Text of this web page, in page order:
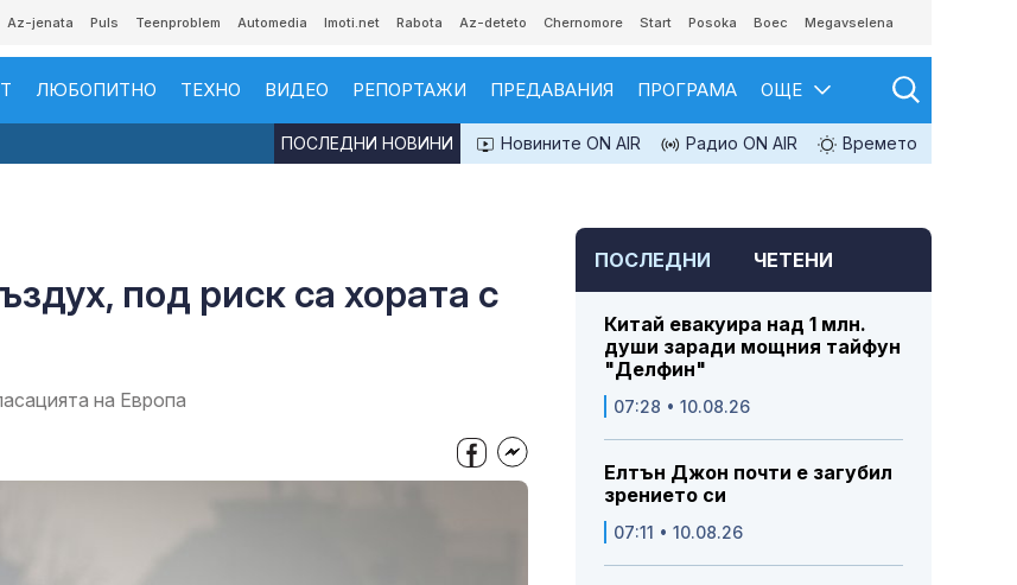
Az-jenata Puls Teenproblem Automedia Imoti.net Rabota Az-deteto Chernomore Start Posoka Boec Megavselena
ЛЮБОПИТНО ТЕХНО ВИДЕО РЕПОРТАЖИ ПРЕДАВАНИЯ ПРОГРАМА ОЩЕ
Новините ON AIR Радио ON AIR Времето
ПОСЛЕДНИ НОВИНИ
под риск са хората с
на Европа
ПОСЛЕДНИ ЧЕТЕНИ
Китай евакуира над 1 млн.
души заради мощния тайфун
"Делфин"
07:28 • 10.08.26
Елтън Джон почти е загубил
зрението си
07:11 • 10.08.26